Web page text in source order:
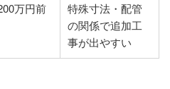
万円前
特殊寸法・配管
の関係で追加工
事が出やすい